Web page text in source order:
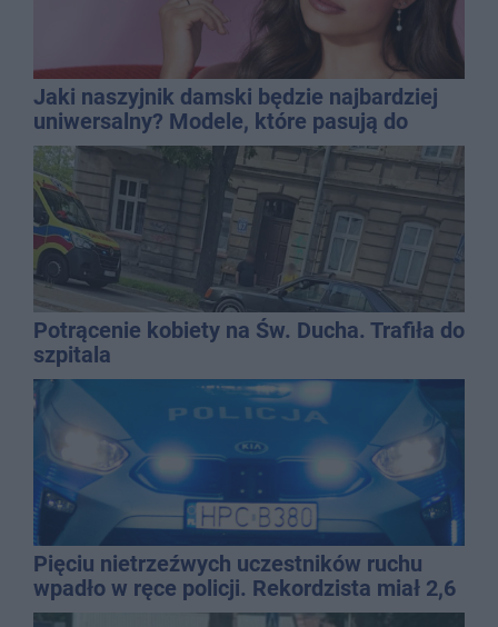
Jaki naszyjnik damski będzie najbardziej
uniwersalny? Modele, które pasują do
wielu stylizacji
Potrącenie kobiety na Św. Ducha. Trafiła do
szpitala
Pięciu nietrzeźwych uczestników ruchu
wpadło w ręce policji. Rekordzista miał 2,6
promila